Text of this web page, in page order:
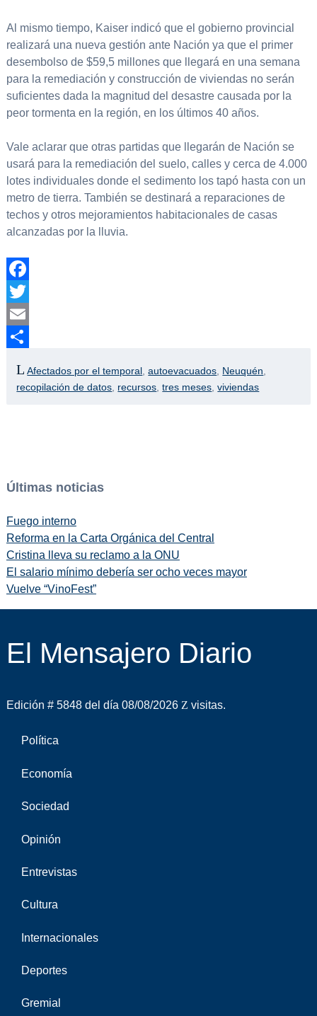
Al mismo tiempo, Kaiser indicó que el gobierno provincial
realizará una nueva gestión ante Nación ya que el primer
desembolso de $59,5 millones que llegará en una semana
para la remediación y construcción de viviendas no serán
suficientes dada la magnitud del desastre causada por la
peor tormenta en la región, en los últimos 40 años.
Vale aclarar que otras partidas que llegarán de Nación se
usará para la remediación del suelo, calles y cerca de 4.000
lotes individuales donde el sedimento los tapó hasta con un
metro de tierra. También se destinará a reparaciones de
techos y otros mejoramientos habitacionales de casas
alcanzadas por la lluvia.
Facebook
Twitter
Email
Afectados por el temporal ,autoevacuados Neuquén
recopilación de datos recursos ,tres meses ,viviendas
Últimas noticias
Fuego interno
Reforma en la Carta Orgánica del Central
Cristina lleva su reclamo a la ONU
El salario mínimo debería ser ocho veces mayor
Vuelve “VinoFest”
El Mensajero Diario
Edición # 5848 del día 08/08/2026 visitas.
Política
Economía
Sociedad
Opinión
Entrevistas
Cultura
Internacionales
Deportes
Gremial